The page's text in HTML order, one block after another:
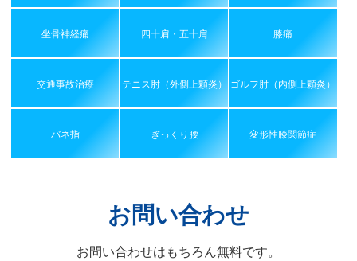
坐骨神経痛 四十肩・五十肩 膝痛
交通事故治療 テニス肘（外側上顆炎） ゴルフ肘（内側上顆炎）
バネ指 ぎっくり腰 変形性膝関節症
お問い合わせ
お問い合わせはもちろん無料です。